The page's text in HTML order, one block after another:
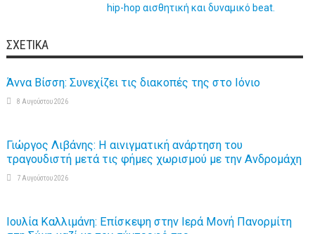
hip-hop αισθητική και δυναμικό beat.
ΣΧΕΤΙΚΆ
Άννα Βίσση: Συνεχίζει τις διακοπές της στο Ιόνιο
8 Αυγούστου 2026
Γιώργος Λιβάνης: Η αινιγματική ανάρτηση του
τραγουδιστή μετά τις φήμες χωρισμού με την Ανδρομάχη
7 Αυγούστου 2026
Ιουλία Καλλιμάνη: Επίσκεψη στην Ιερά Μονή Πανορμίτη